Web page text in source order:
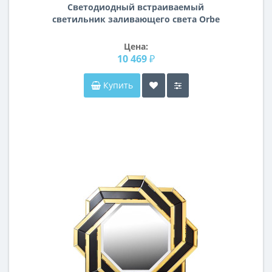
Светодиодный встраиваемый
светильник заливающего света Orbe
Цена:
10 469 ₽
Купить